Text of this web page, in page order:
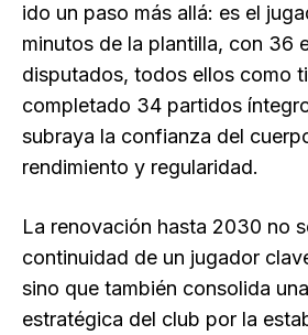
ido un paso más allá: es el
minutos de la plantilla, con 36
disputados, todos ellos como
completado 34 partidos
subraya la confianza del
rendimiento y regularidad.
La renovación hasta 2030 no
continuidad de un jugador
sino que también consolida
estratégica del club por la